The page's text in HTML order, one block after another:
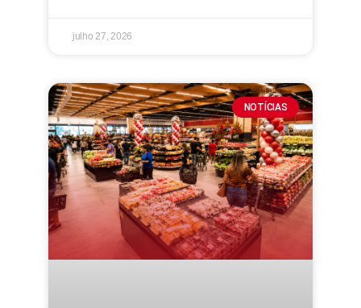
julho 27, 2026
NOTÍCIAS